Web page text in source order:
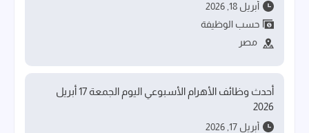
أبريل 18, 2026
حسب الوظيفة
مصر
أحدث وظائف الأهرام الأسبوعي اليوم الجمعة 17 أبريل
2026
أبريل 17, 2026